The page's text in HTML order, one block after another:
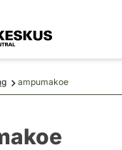
ampumakoe